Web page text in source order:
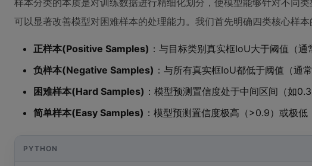
样本分类的本质是对训练数据进行精细化划分，使模型能够针对不同
可以显著改善模型对困难样本的处理能力。我们首先明确四类核心样本
正样本(Positive Samples) ：与目标类别真实框IoU大于阈值（
负样本(Negative Samples) ：与所有真实框IoU都低于阈值（通
困难样本(Hard Samples) ：模型预测置信度处于中间区间（如
简单样本(Easy Samples) ：模型预测置信度极高（>0.9）或极低
PYTHON